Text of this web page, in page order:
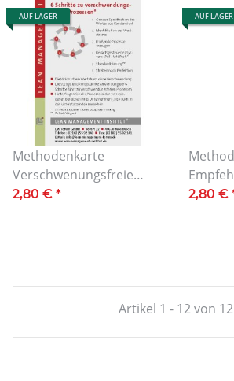
AUF LAGER
Methodenkarte
Verschwenungsfreie
Prozesse
2,80 € *
AUF LAGER
2,80 €
Artikel 1 - 12 von 12